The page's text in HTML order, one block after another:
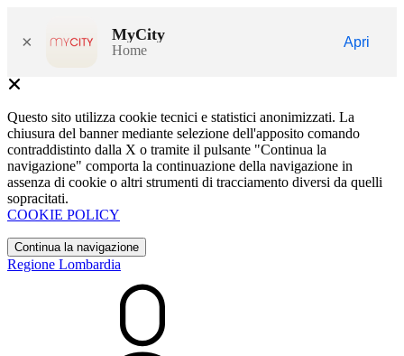
× MyCity
Home
Apri
Questo sito utilizza cookie tecnici e statistici anonimizzati. La
chiusura del banner mediante selezione dell'apposito comando
contraddistinto dalla X o tramite il pulsante "Continua la
navigazione" comporta la continuazione della navigazione in
assenza di cookie o altri strumenti di tracciamento diversi da quelli
sopracitati.
COOKIE POLICY
Continua la navigazione
Regione Lombardia